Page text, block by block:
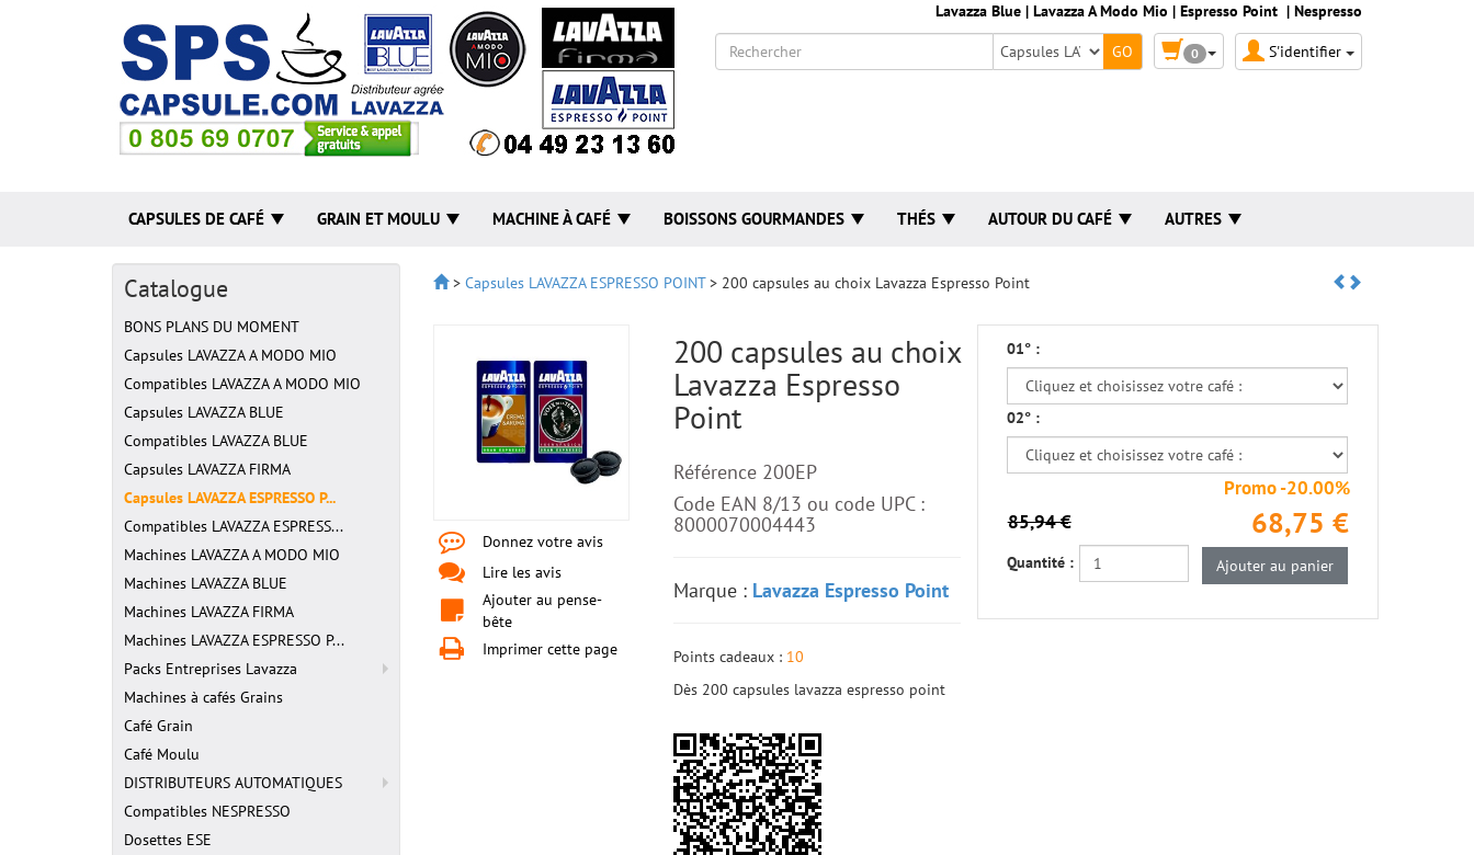
Lavazza Blue | Lavazza A Modo Mio | Espresso Point | Nespresso
S'identifier
0
CAPSULES DE CAFÉ GRAIN ET MOULU MACHINE À CAFÉ BOISSONS GOURMANDES THÉS AUTOUR DU CAFÉ AUTRES
Catalogue
BONS PLANS DU MOMENT
Capsules LAVAZZA A MODO MIO
Compatibles LAVAZZA A MODO MIO
Capsules LAVAZZA BLUE
Compatibles LAVAZZA BLUE
Capsules LAVAZZA FIRMA
Capsules LAVAZZA ESPRESSO P...
Compatibles LAVAZZA ESPRESS...
Machines LAVAZZA A MODO MIO
Machines LAVAZZA BLUE
Machines LAVAZZA FIRMA
Machines LAVAZZA ESPRESSO P...
Packs Entreprises Lavazza
Machines à cafés Grains
Café Grain
Café Moulu
DISTRIBUTEURS AUTOMATIQUES
Compatibles NESPRESSO
Dosettes ESE
> Capsules LAVAZZA ESPRESSO POINT> 200 capsules au choix Lavazza Espresso Point
Donnez votre avis
Lire les avis
Ajouter au pense-
bête
Imprimer cette page
200 capsules au choix
Lavazza Espresso
Point
Référence 200EP
Code EAN 8/13 ou code UPC :
8000070004443
Marque : Lavazza Espresso Point
Points cadeaux : 10
Dès 200 capsules lavazza espresso point
01° :
02° :
Promo -20.00%
85,94 €
68,75 €
Quantité :